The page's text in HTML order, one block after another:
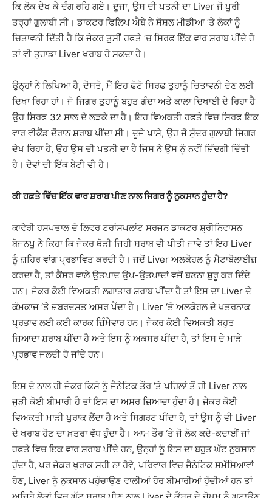
ਕਿ ਲੋਕ ਦੇਖ ਕੇ ਦੰਗ ਰਹਿ ਗਏ। ਦੂਜਾ, ਉਸ ਦੀ ਪਤਨੀ ਦਾ Liver ਜੋ ਪੂਰੀ
ਤਰ੍ਹਾਂ ਗੁਲਾਬੀ ਸੀ। ਡਾਕਟਰ ਫਿਲਿਪ ਐਬੇ ਨੇ ਸੋਸ਼ਲ ਮੀਡੀਆ ‘ਤੇ ਲੋਕਾਂ ਨੂੰ
ਚਿਤਾਵਨੀ ਦਿੱਤੀ ਹੈ ਕਿ ਜੇਕਰ ਤੁਸੀਂ ਹਫਤੇ ‘ਚ ਸਿਰਫ ਇੱਕ ਵਾਰ ਸ਼ਰਾਬ ਪੀਂਦੇ ਹੋ
ਤਾਂ ਵੀ ਤੁਹਾਡਾ Liver ਖਰਾਬ ਹੋ ਸਕਦਾ ਹੈ।
ਉਨ੍ਹਾਂ ਨੇ ਲਿਖਿਆ ਹੈ, ਦੋਸਤੋ, ਮੈਂ ਇਹ ਫੋਟੋ ਸਿਰਫ ਤੁਹਾਨੂੰ ਚਿਤਾਵਨੀ ਦੇਣ ਲਈ
ਦਿਖਾ ਰਿਹਾ ਹਾਂ। ਜੋ ਜਿਗਰ ਤੁਹਾਨੂੰ ਬਹੁਤ ਗੰਦਾ ਅਤੇ ਕਾਲਾ ਦਿਖਾਈ ਦੇ ਰਿਹਾ ਹੈ
ਉਹ ਸਿਰਫ 32 ਸਾਲ ਦੇ ਲੜਕੇ ਦਾ ਹੈ। ਇਹ ਵਿਅਕਤੀ ਹਫਤੇ ਵਿਚ ਸਿਰਫ ਇਕ
ਵਾਰ ਵੀਕੈਂਡ ਦੌਰਾਨ ਸ਼ਰਾਬ ਪੀਂਦਾ ਸੀ। ਦੂਜੇ ਪਾਸੇ, ਉਹ ਜੋ ਸੁੰਦਰ ਗੁਲਾਬੀ ਜਿਗਰ
ਦੇਖ ਰਿਹਾ ਹੈ, ਉਹ ਉਸ ਦੀ ਪਤਨੀ ਦਾ ਹੈ ਜਿਸ ਨੇ ਉਸ ਨੂੰ ਨਵੀਂ ਜ਼ਿੰਦਗੀ ਦਿੱਤੀ
ਹੈ। ਦੋਵਾਂ ਦੀ ਇੱਕ ਬੇਟੀ ਵੀ ਹੈ।
ਕੀ ਹਫ਼ਤੇ ਵਿੱਚ ਇੱਕ ਵਾਰ ਸ਼ਰਾਬ ਪੀਣ ਨਾਲ ਜਿਗਰ ਨੂੰ ਨੁਕਸਾਨ ਹੁੰਦਾ ਹੈ?
ਕਾਵੇਰੀ ਹਸਪਤਾਲ ਦੇ ਲਿਵਰ ਟਰਾਂਸਪਲਾਂਟ ਸਰਜਨ ਡਾਕਟਰ ਸ਼੍ਰੀਨਿਵਾਸਨ
ਬੋਜਨਪੂ ਨੇ ਕਿਹਾ ਕਿ ਜੇਕਰ ਥੋੜੀ ਜਿਹੀ ਸ਼ਰਾਬ ਵੀ ਪੀਤੀ ਜਾਵੇ ਤਾਂ ਇਹ Liver
ਨੂੰ ਜ਼ਹਿਰ ਵਾਂਗ ਪ੍ਰਭਾਵਿਤ ਕਰਦੀ ਹੈ। ਜਦੋਂ Liver ਅਲਕੋਹਲ ਨੂੰ ਮੈਟਾਬੋਲਾਈਜ਼
ਕਰਦਾ ਹੈ, ਤਾਂ ਕੈਂਸਰ ਵਾਲੇ ਉਤਪਾਦ ਉਪ-ਉਤਪਾਦਾਂ ਵਜੋਂ ਬਣਨਾ ਸ਼ੁਰੂ ਕਰ ਦਿੰਦੇ
ਹਨ। ਜੇਕਰ ਕੋਈ ਵਿਅਕਤੀ ਲਗਾਤਾਰ ਸ਼ਰਾਬ ਪੀਂਦਾ ਹੈ ਤਾਂ ਇਸ ਦਾ Liver ਦੇ
ਕੰਮਕਾਜ ‘ਤੇ ਜ਼ਬਰਦਸਤ ਅਸਰ ਪੈਂਦਾ ਹੈ। Liver ‘ਤੇ ਅਲਕੋਹਲ ਦੇ ਖਤਰਨਾਕ
ਪ੍ਰਭਾਵ ਲਈ ਕਈ ਕਾਰਕ ਜ਼ਿੰਮੇਵਾਰ ਹਨ। ਜੇਕਰ ਕੋਈ ਵਿਅਕਤੀ ਬਹੁਤ
ਜ਼ਿਆਦਾ ਸ਼ਰਾਬ ਪੀਂਦਾ ਹੈ ਅਤੇ ਇਸ ਨੂੰ ਅਕਸਰ ਪੀਂਦਾ ਹੈ, ਤਾਂ ਇਸ ਦੇ ਮਾੜੇ
ਪ੍ਰਭਾਵ ਜਲਦੀ ਹੋ ਜਾਂਦੇ ਹਨ।
ਇਸ ਦੇ ਨਾਲ ਹੀ ਜੇਕਰ ਕਿਸੇ ਨੂੰ ਜੈਨੇਟਿਕ ਤੌਰ ‘ਤੇ ਪਹਿਲਾਂ ਤੋਂ ਹੀ Liver ਨਾਲ
ਜੁੜੀ ਕੋਈ ਬੀਮਾਰੀ ਹੈ ਤਾਂ ਇਸ ਦਾ ਅਸਰ ਜ਼ਿਆਦਾ ਹੁੰਦਾ ਹੈ। ਜੇਕਰ ਕੋਈ
ਵਿਅਕਤੀ ਮਾੜੀ ਖੁਰਾਕ ਲੈਂਦਾ ਹੈ ਅਤੇ ਸਿਗਰਟ ਪੀਂਦਾ ਹੈ, ਤਾਂ ਉਸ ਨੂੰ ਵੀ Liver
ਦੇ ਖਰਾਬ ਹੋਣ ਦਾ ਖ਼ਤਰਾ ਵੱਧ ਹੁੰਦਾ ਹੈ। ਆਮ ਤੌਰ ‘ਤੇ ਜੋ ਲੋਕ ਕਦੇ-ਕਦਾਈਂ ਜਾਂ
ਹਫ਼ਤੇ ਵਿਚ ਇਕ ਵਾਰ ਸ਼ਰਾਬ ਪੀਂਦੇ ਹਨ, ਉਨ੍ਹਾਂ ਨੂੰ ਇਸ ਦਾ ਬਹੁਤ ਘੱਟ ਨੁਕਸਾਨ
ਹੁੰਦਾ ਹੈ, ਪਰ ਜੇਕਰ ਖੁਰਾਕ ਸਹੀ ਨਾ ਹੋਵੇ, ਪਰਿਵਾਰ ਵਿਚ ਜੈਨੇਟਿਕ ਸਮੱਸਿਆਵਾਂ
ਹੋਣ, Liver ਨੂੰ ਨੁਕਸਾਨ ਪਹੁੰਚਾਉਣ ਵਾਲੀਆਂ ਹੋਰ ਬੀਮਾਰੀਆਂ ਹੁੰਦੀਆਂ ਹਨ ਤਾਂ